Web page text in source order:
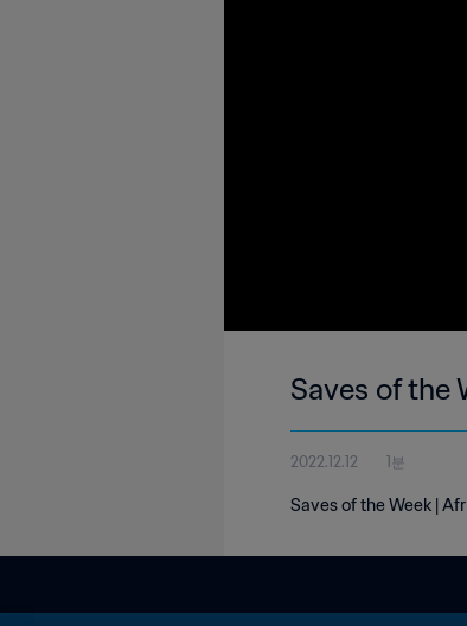
Saves of the
2022.12.12 1분
Saves of the Week |